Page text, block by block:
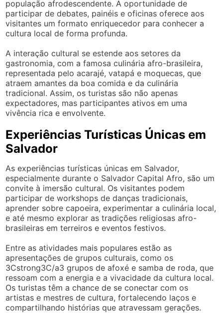
população afrodescendente. A oportunidade de
participar de debates, painéis e oficinas oferece aos
visitantes um formato enriquecedor para conhecer a
cultura local de forma profunda.
A interação cultural se estende aos setores da
gastronomia, com a famosa culinária afro-brasileira,
representada pelo acarajé, vatapá e moquecas, que
atraem amantes da boa comida e da culinária
tradicional. Assim, os turistas são não apenas
expectadores, mas participantes ativos em uma
vivência rica e envolvente.
Experiências Turísticas Únicas em
Salvador
As experiências turísticas únicas em Salvador,
especialmente durante o Salvador Capital Afro, são um
convite à imersão cultural. Os visitantes podem
participar de workshops de danças tradicionais,
aprender sobre capoeira, experimentar a culinária local,
e até mesmo explorar as tradições religiosas afro-
brasileiras em terreiros e eventos festivos.
Entre as atividades mais populares estão as
apresentações de grupos culturais, como os
3Cstrong3C/a3 grupos de afoxé e samba de roda, que
ressoam com a energia e a vivacidade da cultura local.
Os turistas têm a chance de se conectar com os
artistas e mestres de cultura, fortalecendo laços e
compartilhando histórias que atravessam gerações.